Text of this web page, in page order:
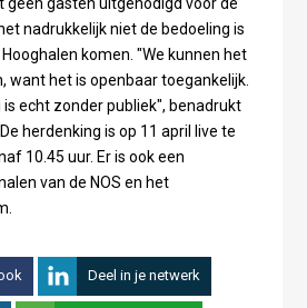
nadrukkelijk niet de bedoeling is
komen. "We kunnen het
want het is openbaar toegankelijk.
is echt zonder publiek", benadrukt
herdenking is op 11 april live te
10.45 uur. Er is ook een
van de NOS en het
Deel in je netwerk